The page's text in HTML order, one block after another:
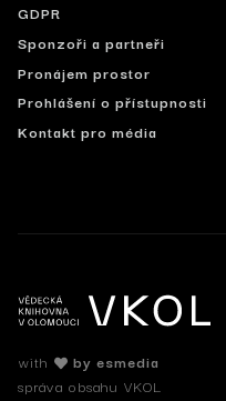
GDPR
Sponzoři a partneři
Pronájem prostor
Prohlášení o přístupnosti
Kontakt pro média
with
by esmedia
správa obsahu VKOL